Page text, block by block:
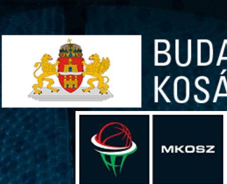
/web/webpont.com/kcs/html/_Main_/index.html